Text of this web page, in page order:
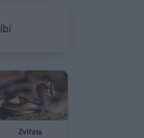
Zvířata